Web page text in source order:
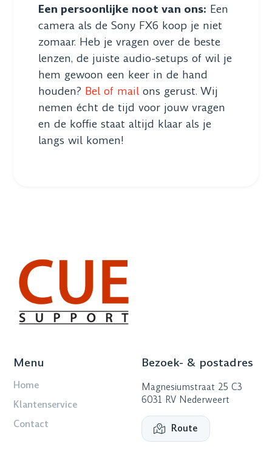
Een persoonlijke noot van ons: Een
camera als de Sony FX6 koop je niet
zomaar. Heb je vragen over de beste
lenzen, de juiste audio-setups of wil je
hem gewoon een keer in de hand
houden? Bel of mailons gerust. Wij
nemen écht de tijd voor jouw vragen
en de koffie staat altijd klaar als je
langs wil komen!
Menu
Home
Klantenservice
Contact
Bezoek- & postadres
Magnesiumstraat 25 C3
6031 RV Nederweert
Route